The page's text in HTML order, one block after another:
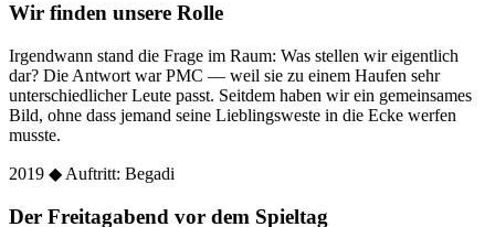
Wir finden unsere Rolle
Irgendwann stand die Frage im Raum: Was stellen wir eigentlich
dar? Die Antwort war PMC — weil sie zu einem Haufen sehr
unterschiedlicher Leute passt. Seitdem haben wir ein gemeinsames
Bild, ohne dass jemand seine Lieblingsweste in die Ecke werfen
musste.
2019 ◆ Auftritt: Begadi
Der Freitagabend vor dem Spieltag